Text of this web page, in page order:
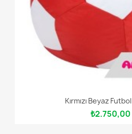
Kırmızı Beyaz
₺2.750,00